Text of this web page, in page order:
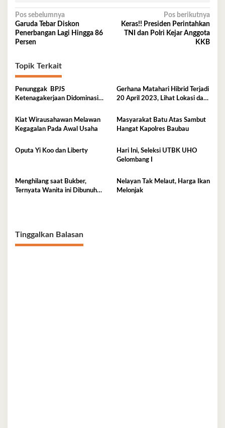
Navigasi
pos
Pos sebelumnya
Garuda Tebar Diskon
Penerbangan Lagi Hingga 86
Persen
Pos berikutnya
Keras!! Presiden Perintahkan
TNI dan Polri Kejar Anggota
KKB
Topik Terkait
Penunggak BPJS
Ketenagakerjaan Didominasi
Gerhana Matahari Hibrid Terjadi
20 April 2023, Lihat Lokasi dan
Kiat Wirausahawan Melawan
Kegagalan Pada Awal Usaha
Masyarakat Batu Atas Sambut
Hangat Kapolres Baubau
Oputa Yi Koo dan Liberty
Hari Ini, Seleksi UTBK UHO
Gelombang I
Menghilang saat Bukber,
Ternyata Wanita ini Dibunuh
Nelayan Tak Melaut, Harga Ikan
Melonjak
Tinggalkan Balasan